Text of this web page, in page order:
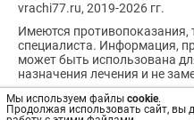
Мы используем файлы cookie.
Продолжая использовать сайт, вы
vrachi77.ru, 2019-2026 гг.
Имеются противопоказания,
специалиста. Информация,
может быть использована
назначения лечения и не
Возрастное ограничение: 18+